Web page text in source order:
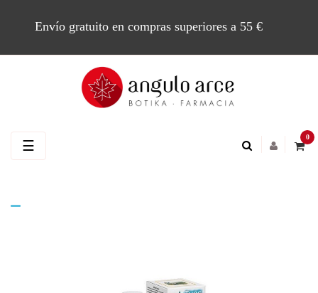
Envío gratuito en compras superiores a 55 €
0
Navegación
☰